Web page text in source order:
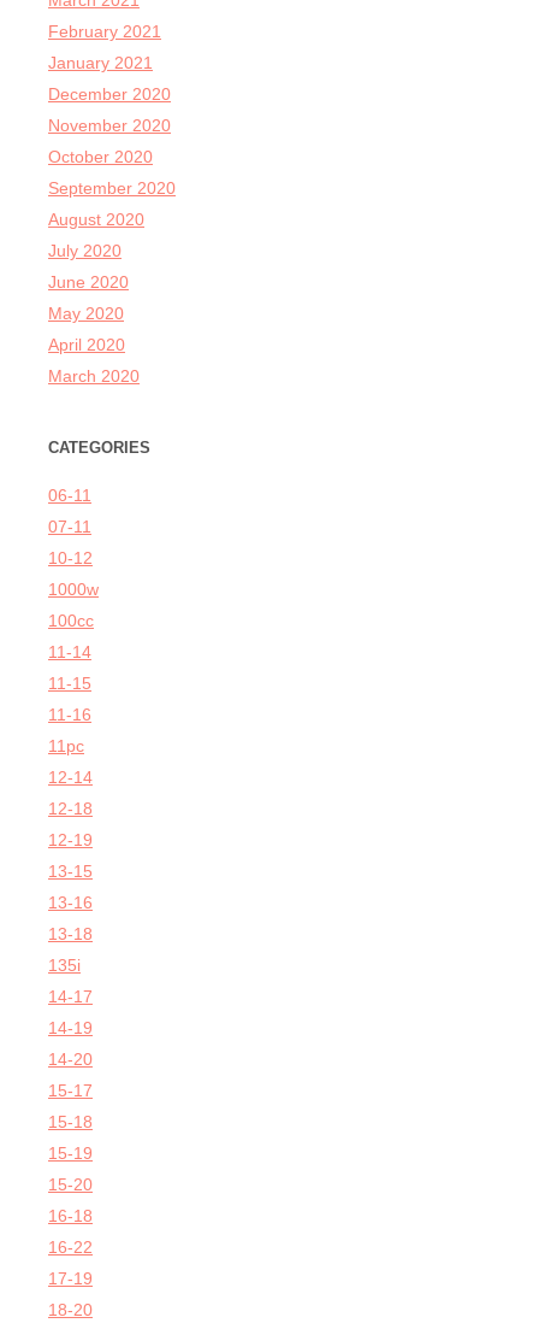
February 2021
January 2021
December 2020
November 2020
October 2020
September 2020
August 2020
July 2020
June 2020
May 2020
April 2020
March 2020
CATEGORIES
06-11
07-11
10-12
1000w
100cc
11-14
11-15
11-16
11pc
12-14
12-18
12-19
13-15
13-16
13-18
135i
14-17
14-19
14-20
15-17
15-18
15-19
15-20
16-18
16-22
17-19
18-20